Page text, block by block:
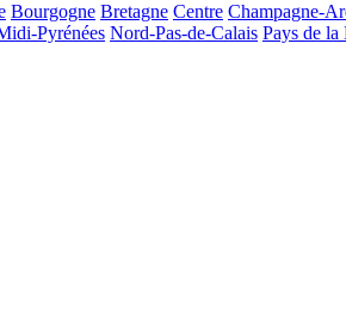
Bourgogne Bretagne Centre Champagne-
Pyrénées Nord-Pas-de-Calais Pays de la